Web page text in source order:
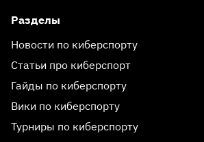
Разделы
Новости по киберспорту
Статьи про киберспорт
Гайды по киберспорту
Вики по киберспорту
Турниры по киберспорту